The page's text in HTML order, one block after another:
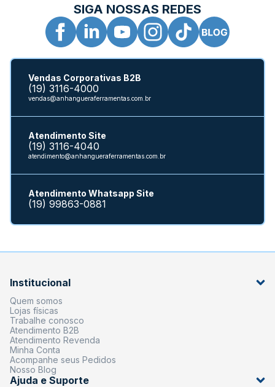
SIGA NOSSAS REDES
Vendas Corporativas B2B
(19) 3116-4000
vendas@anhangueraferramentas.com.br
Atendimento Site
(19) 3116-4040
atendimento@anhangueraferramentas.com.br
Atendimento Whatsapp Site
(19) 99863-0881
Institucional
Quem somos
Lojas físicas
Trabalhe conosco
Atendimento B2B
Atendimento Revenda
Minha Conta
Acompanhe seus Pedidos
Nosso Blog
Ajuda e Suporte